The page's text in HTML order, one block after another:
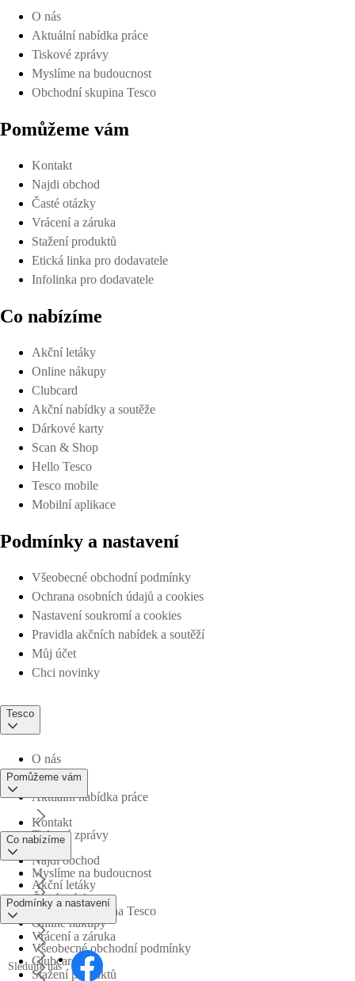
O nás
Aktuální nabídka práce
Tiskové zprávy
Myslíme na budoucnost
Obchodní skupina Tesco
Pomůžeme vám
Kontakt
Najdi obchod
Časté otázky
Vrácení a záruka
Stažení produktů
Etická linka pro dodavatele
Infolinka pro dodavatele
Co nabízíme
Akční letáky
Online nákupy
Clubcard
Akční nabídky a soutěže
Dárkové karty
Scan & Shop
Hello Tesco
Tesco mobile
Mobilní aplikace
Podmínky a nastavení
Všeobecné obchodní podmínky
Ochrana osobních údajů a cookies
Nastavení soukromí a cookies
Pravidla akčních nabídek a soutěží
Můj účet
Chci novinky
Tesco
O nás
Aktuální nabídka práce
Tiskové zprávy
Myslíme na budoucnost
Obchodní skupina Tesco
Pomůžeme vám
Kontakt
Najdi obchod
Časté otázky
Vrácení a záruka
Stažení produktů
Co nabízíme
Akční letáky
Online nákupy
Clubcard
Podmínky a nastavení
Všeobecné obchodní podmínky
Sledujte nás